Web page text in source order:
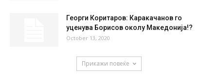
Георги Коритаров: Каракачанов го
уценува Борисов околу Македонија!?
October 13, 2020
Прикажи повеќе